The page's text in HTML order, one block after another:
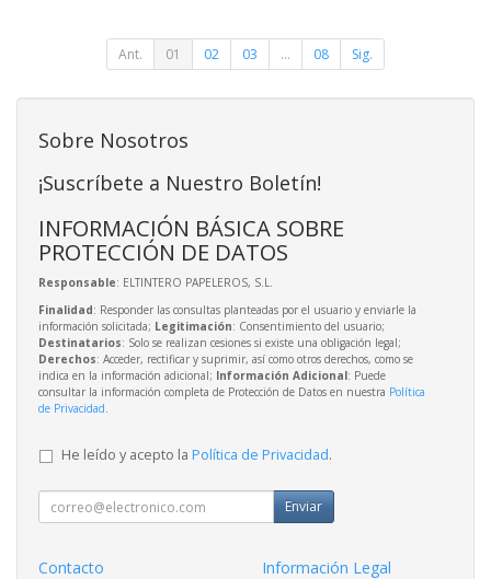
Ant. 01 02 03 ... 08 Sig.
Sobre Nosotros
¡Suscríbete a Nuestro Boletín!
INFORMACIÓN BÁSICA SOBRE
PROTECCIÓN DE DATOS
Responsable: ELTINTERO PAPELEROS, S.L.
Finalidad: Responder las consultas planteadas por el usuario y enviarle la
información solicitada; Legitimación: Consentimiento del usuario;
Destinatarios: Solo se realizan cesiones si existe una obligación legal;
Derechos: Acceder, rectificar y suprimir, así como otros derechos, como se
indica en la información adicional; Información Adicional: Puede
consultar la información completa de Protección de Datos en nuestra Política
de Privacidad.
He leído y acepto la Política de Privacidad.
Enviar
Contacto Información Legal